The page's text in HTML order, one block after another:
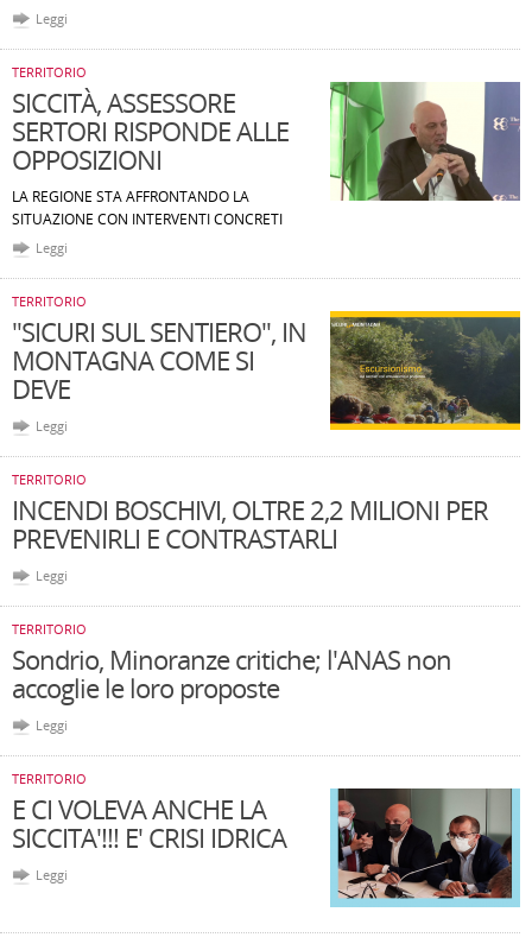
Leggi
TERRITORIO
SICCITÀ, ASSESSORE
SERTORI RISPONDE ALLE
OPPOSIZIONI
LA REGIONE STA AFFRONTANDO LA
SITUAZIONE CON INTERVENTI CONCRETI
Leggi
TERRITORIO
"SICURI SUL SENTIERO", IN
MONTAGNA COME SI
DEVE
Leggi
TERRITORIO
INCENDI BOSCHIVI, OLTRE 2,2 MILIONI PER
PREVENIRLI E CONTRASTARLI
Leggi
TERRITORIO
Sondrio, Minoranze critiche; l'ANAS non
accoglie le loro proposte
Leggi
TERRITORIO
E CI VOLEVA ANCHE LA
SICCITA'!!! E' CRISI IDRICA
Leggi